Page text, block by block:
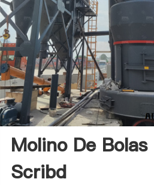
Molino De Bolas
Scribd